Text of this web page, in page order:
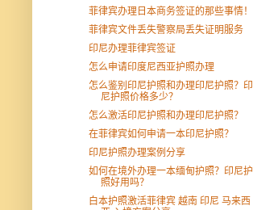
菲律宾办理日本商务签证的那些事情！
菲律宾文件丢失警察局丢失证明服务
印尼办理菲律宾签证
怎么申请印度尼西亚护照办理
怎么鉴别印尼护照和办理印尼护照？印
尼护照价格多少？
怎么激活印尼护照和办理印尼护照？
在菲律宾如何申请一本印尼护照？
印尼护照办理案例分享
如何在境外办理一本缅甸护照？印尼护
照好用吗？
白本护照激活菲律宾 越南 印尼 马来西